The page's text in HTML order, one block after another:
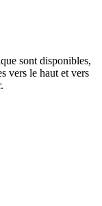
sont disponibles,
vers le haut et vers